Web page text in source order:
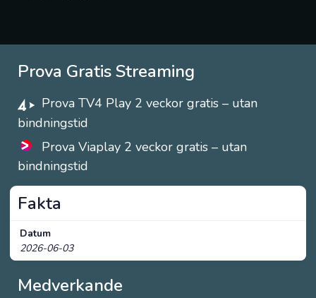
Prova Gratis Streaming
Prova TV4 Play 2 veckor gratis – utan
bindningstid
Prova Viaplay 2 veckor gratis – utan
bindningstid
Medverkande
Fakta
Datum
2026-06-03